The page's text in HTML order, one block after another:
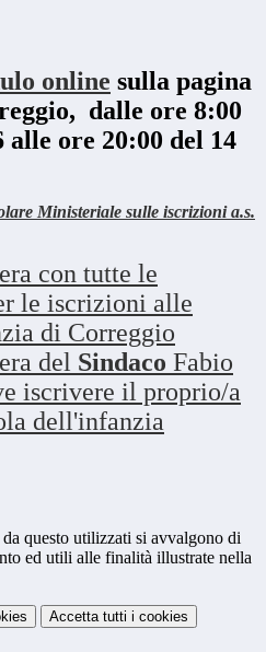
online sulla pagina
dalle ore 8:00
alle ore 20:00 del 14
Ministeriale sulle iscrizioni a.s.
con tutte le
le iscrizioni alle
di Correggio
del Sindaco Fabio
iscrivere il proprio/a
dell'infanzia
questo utilizzati si avvalgono di
ed utili alle finalità illustrate nella
Accetta tutti i cookies